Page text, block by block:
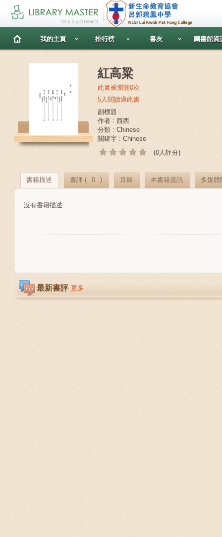
V3.6.0 p20160420
我的主頁 排行榜 書友 圖書館資
紅高粱
此書被瀏覽0次
5人閱讀過此書
副標題 :
作者 : 西西
分類 : Chinese
關鍵字 : Chinese
(0人評分)
書籍描述 書評 ( 0 ) 目錄 本書籍資訊 多媒體
沒有書籍描述
最新書評 更多